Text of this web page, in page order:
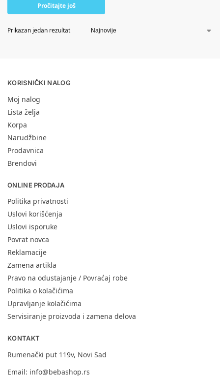
Pročitajte još
Prikazan jedan rezultat
KORISNIČKI NALOG
Moj nalog
Lista želja
Korpa
Narudžbine
Prodavnica
Brendovi
ONLINE PRODAJA
Politika privatnosti
Uslovi korišćenja
Uslovi isporuke
Povrat novca
Reklamacije
Zamena artikla
Pravo na odustajanje / Povraćaj robe
Politika o kolačićima
Upravljanje kolačićima
Servisiranje proizvoda i zamena delova
KONTAKT
Rumenački put 119v, Novi Sad
Email: info@bebashop.rs